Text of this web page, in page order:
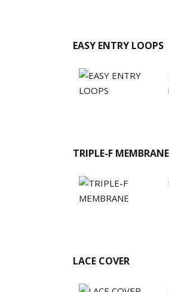
EASY ENTRY LOOPS
TRIPLE-F MEMBRANE
LACE COVER